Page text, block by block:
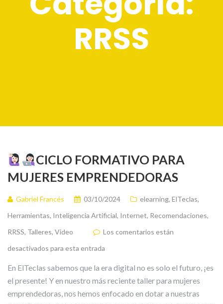
RRSS
CICLO FORMATIVO PARA
MUJERES EMPRENDEDORAS
Gabriel Francés 03/10/2024 elearning, ElTeclas,
Herramientas, Inteligencia Artificial, Internet, Recomendaciones,
RRSS, Talleres, Video
Los comentarios están
desactivados para esta entrada
En ElTeclas sabemos que la era digital no es solo el futuro, ¡es
el presente! Y en nuestro más reciente taller para mujeres
emprendedoras, nos hemos enfocado en dotar a nuestras